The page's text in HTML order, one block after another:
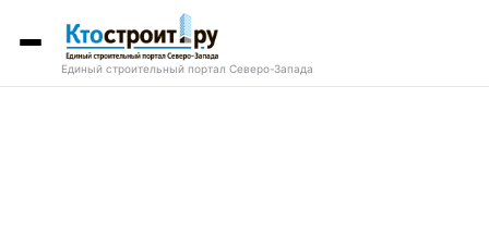
Единый строительный портал Северо-Запада